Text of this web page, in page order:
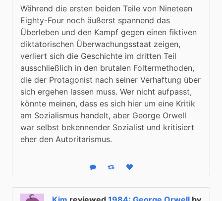
Während die ersten beiden Teile von Nineteen
Eighty-Four noch äußerst spannend das
Überleben und den Kampf gegen einen fiktiven
diktatorischen Überwachungsstaat zeigen,
verliert sich die Geschichte im dritten Teil
ausschließlich in den brutalen Foltermethoden,
die der Protagonist nach seiner Verhaftung über
sich ergehen lassen muss. Wer nicht aufpasst,
könnte meinen, dass es sich hier um eine Kritik
am Sozialismus handelt, aber George Orwell
war selbst bekennender Sozialist und kritisiert
eher den Autoritarismus.
Reply Boost statusLike status